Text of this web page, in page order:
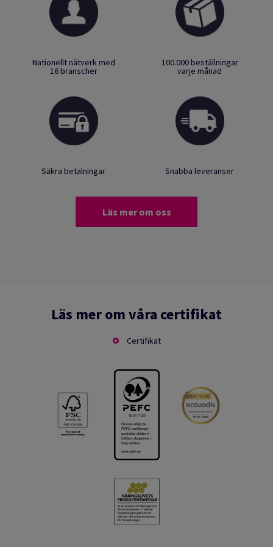
Nationellt nätverk med
16 branscher
100.000 beställningar
varje månad
Säkra betalningar Snabba leveranser
Läs mer om oss
Läs mer om våra certifikat
Certifikat